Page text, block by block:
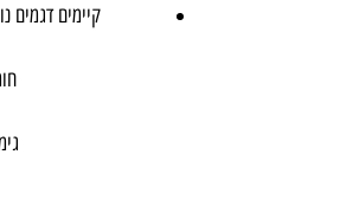
קיימים דגמים